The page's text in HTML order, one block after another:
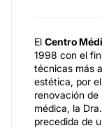
El Centro
1998 con el
técnicas más
estética, por
renovación
médica, la
precedida de